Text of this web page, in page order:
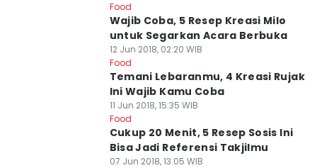
Food
Wajib Coba, 5 Resep Kreasi Milo
untuk Segarkan Acara Berbuka
12 Jun 2018, 02:20 WIB
Food
Temani Lebaranmu, 4 Kreasi Rujak
Ini Wajib Kamu Coba
11 Jun 2018, 15:35 WIB
Food
Cukup 20 Menit, 5 Resep Sosis Ini
Bisa Jadi Referensi Takjilmu
07 Jun 2018, 13:05 WIB